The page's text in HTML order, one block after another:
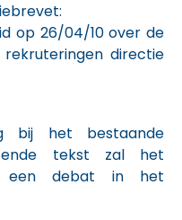
op 26/04/10 over de
directie
bij het bestaande
tekst zal het
een debat in het